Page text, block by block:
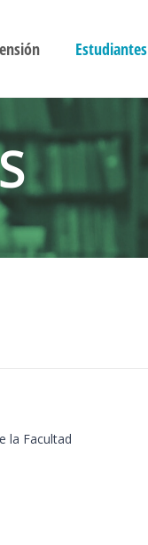
Estudiantes
la Facultad